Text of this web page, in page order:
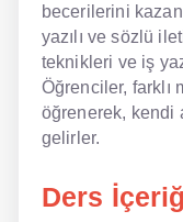
Sözlük
Tavsiyeler
Gizlilik
Bize Ulaşın
becerilerini
yazılı ve sözlü
teknikleri ve iş
Öğrenciler, farklı
öğrenerek, kendi
gelirler.
Ders